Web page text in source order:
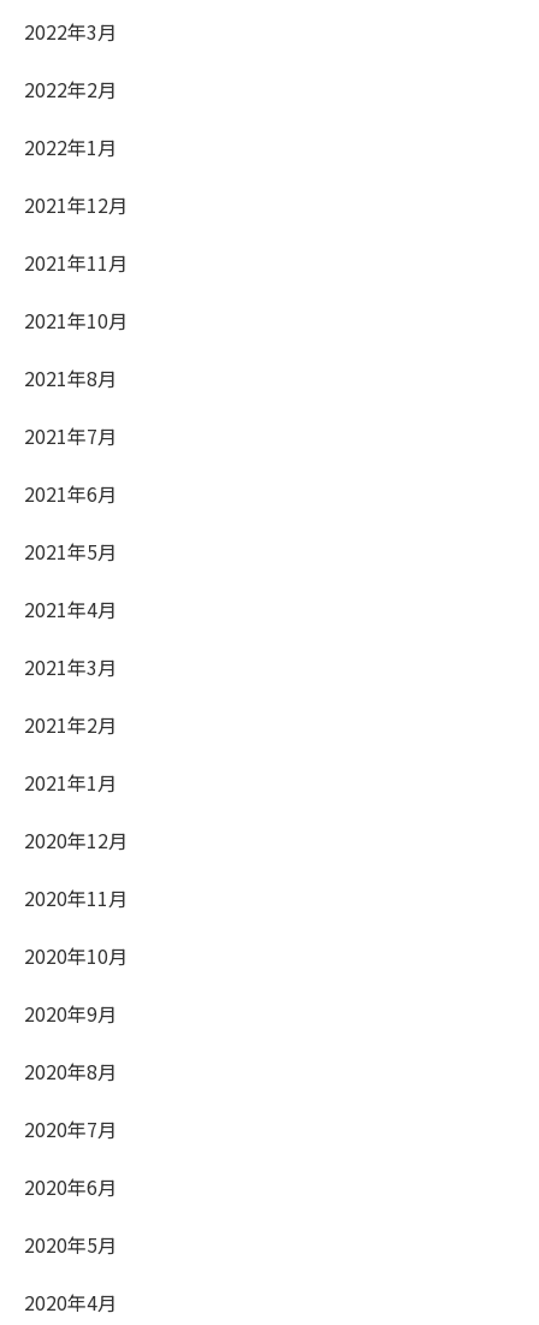
2022年3月
2022年2月
2022年1月
2021年12月
2021年11月
2021年10月
2021年8月
2021年7月
2021年6月
2021年5月
2021年4月
2021年3月
2021年2月
2021年1月
2020年12月
2020年11月
2020年10月
2020年9月
2020年8月
2020年7月
2020年6月
2020年5月
2020年4月